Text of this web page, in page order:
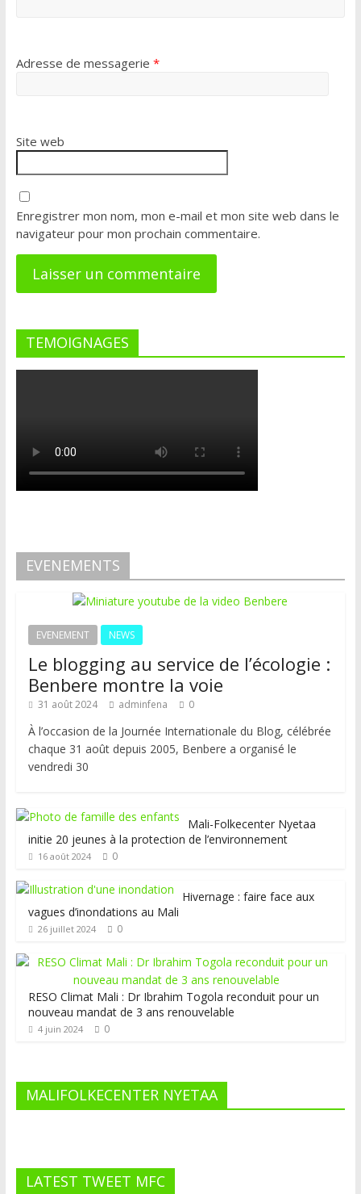
Adresse de messagerie *
Site web
Enregistrer mon nom, mon e-mail et mon site web dans le
navigateur pour mon prochain commentaire.
TEMOIGNAGES
EVENEMENTS
EVENEMENT NEWS
Le blogging au service de l’écologie :
Benbere montre la voie
31 août 2024 adminfena 0
À l’occasion de la Journée Internationale du Blog, célébrée
chaque 31 août depuis 2005, Benbere a organisé le
vendredi 30
Mali-Folkecenter Nyetaa
initie 20 jeunes à la protection de l’environnement
16 août 2024 0
Hivernage : faire face aux
vagues d’inondations au Mali
26 juillet 2024 0
RESO Climat Mali : Dr Ibrahim Togola reconduit pour un
nouveau mandat de 3 ans renouvelable
4 juin 2024 0
MALIFOLKECENTER NYETAA
LATEST TWEET MFC